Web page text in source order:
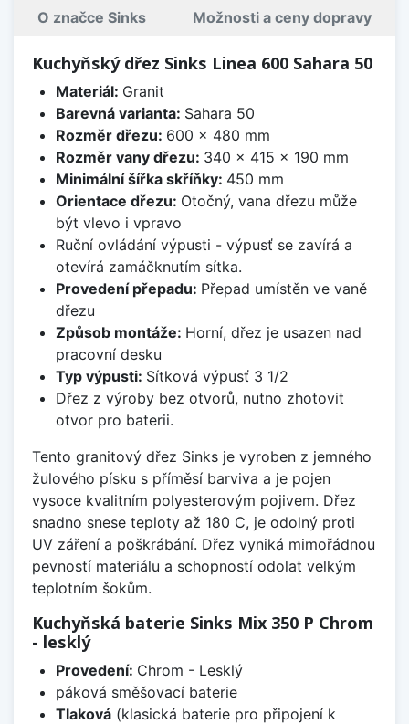
O značce Sinks Možnosti a ceny dopravy
Kuchyňský dřez Sinks Linea 600 Sahara 50
Materiál: Granit
Barevná varianta: Sahara 50
Rozměr dřezu: 600 x 480 mm
Rozměr vany dřezu: 340 x 415 x 190 mm
Minimální šířka skříňky: 450 mm
Orientace dřezu: Otočný, vana dřezu může
být vlevo i vpravo
Ruční ovládání výpusti - výpusť se zavírá a
otevírá zamáčknutím sítka.
Provedení přepadu: Přepad umístěn ve vaně
dřezu
Způsob montáže: Horní, dřez je usazen nad
pracovní desku
Typ výpusti: Sítková výpusť 3 1/2
Dřez z výroby bez otvorů, nutno zhotovit
otvor pro baterii.
Tento granitový dřez Sinks je vyroben z jemného
žulového písku s příměsí barviva a je pojen
vysoce kvalitním polyesterovým pojivem. Dřez
snadno snese teploty až 180 C, je odolný proti
UV záření a poškrábání. Dřez vyniká mimořádnou
pevností materiálu a schopností odolat velkým
teplotním šokům.
Kuchyňská baterie Sinks Mix 350 P Chrom
- lesklý
Provedení: Chrom - Lesklý
páková směšovací baterie
Tlaková(klasická baterie pro připojení k